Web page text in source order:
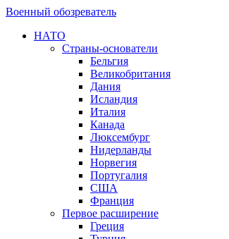
Военный обозреватель
НАТО
Страны-основатели
Бельгия
Великобритания
Дания
Исландия
Италия
Канада
Люксембург
Нидерланды
Норвегия
Португалия
США
Франция
Первое расширение
Греция